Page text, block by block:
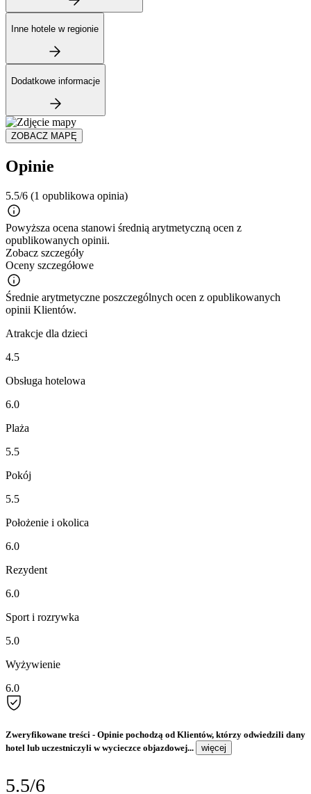
Inne hotele w regionie
Dodatkowe informacje
ZOBACZ MAPĘ
Opinie
5.5/6 (1 opublikowa opinia)
Powyższa ocena stanowi średnią arytmetyczną ocen z
opublikowanych opinii.
Zobacz szczegóły
Oceny szczegółowe
Średnie arytmetyczne poszczególnych ocen z opublikowanych
opinii Klientów.
Atrakcje dla dzieci
4.5
Obsługa hotelowa
6.0
Plaża
5.5
Pokój
5.5
Położenie i okolica
6.0
Rezydent
6.0
Sport i rozrywka
5.0
Wyżywienie
6.0
Zweryfikowane treści - Opinie pochodzą od Klientów, którzy odwiedzili dany
hotel lub uczestniczyli w wycieczce objazdowej...
więcej
5.5/6